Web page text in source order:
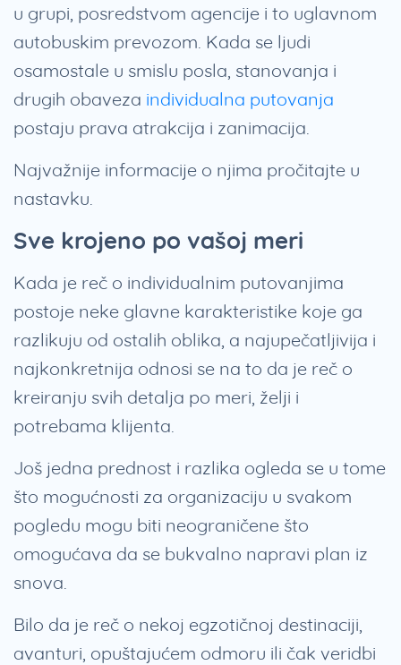
u grupi, posredstvom agencije i to uglavnom
autobuskim prevozom. Kada se ljudi
osamostale u smislu posla, stanovanja i
drugih obaveza individualna putovanja
postaju prava atrakcija i zanimacija.
Najvažnije informacije o njima pročitajte u
nastavku.
Sve krojeno po vašoj meri
Kada je reč o individualnim putovanjima
postoje neke glavne karakteristike koje ga
razlikuju od ostalih oblika, a najupečatljivija i
najkonkretnija odnosi se na to da je reč o
kreiranju svih detalja po meri, želji i
potrebama klijenta.
Još jedna prednost i razlika ogleda se u tome
što mogućnosti za organizaciju u svakom
pogledu mogu biti neograničene što
omogućava da se bukvalno napravi plan iz
snova.
Bilo da je reč o nekoj egzotičnoj destinaciji,
avanturi, opuštajućem odmoru ili čak veridbi